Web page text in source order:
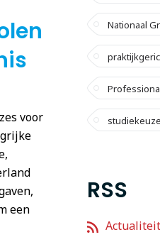
voor
een
Nationaal
studiekeuze
RSS